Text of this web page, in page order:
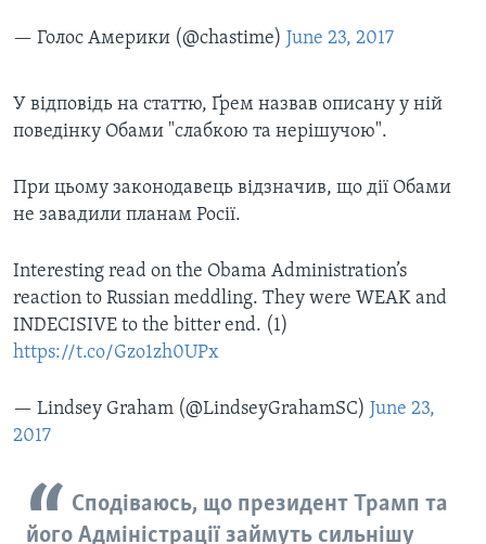
— Голоc Амepики (@chastime) June 23, 2017
У відповідь на статтю, Ґрем назвав описану у ній
поведінку Обами "слабкою та нерішучою".
При цьому законодавець відзначив, що дії Обами
не завадили планам Росії.
Interesting read on the Obama Administration’s
reaction to Russian meddling. They were WEAK and
INDECISIVE to the bitter end. (1)
https://t.co/Gzo1zh0UPx
— Lindsey Graham (@LindseyGrahamSC) June 23,
2017
Сподіваюсь, що президент Трамп та
його Адміністрації займуть сильнішу